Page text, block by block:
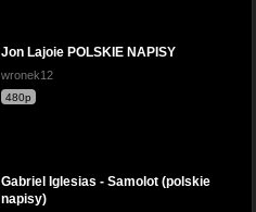
Jon Lajoie POLSKIE NAPISY
wronek12
480p
Gabriel Iglesias - Samolot (polskie
napisy)